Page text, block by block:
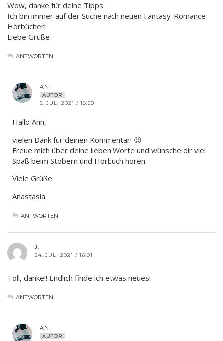
Wow, danke für deine Tipps.
Ich bin immer auf der Suche nach neuen Fantasy-Romance
Hörbücher!
Liebe Grüße
ANTWORTEN
ANI
AUTOR
5. JULI 2021 / 18:59
Hallo Ann,
vielen Dank für deinen Kommentar! 😉
Freue mich über deine lieben Worte und wünsche dir viel
Spaß beim Stöbern und Hörbuch hören.
Viele Grüße
Anastasia
ANTWORTEN
J.
24. JULI 2021 / 16:01
Toll, danke!! Endlich finde ich etwas neues!
ANTWORTEN
ANI
AUTOR